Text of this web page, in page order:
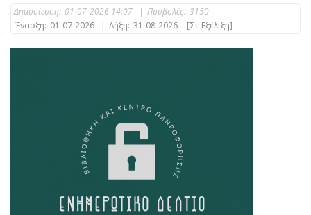
Δημοσίευση: 01-07-2026 14:07 | Προβολές: 3150
Έναρξη: 01-07-2026 | Λήξη: 31-08-2026 [Σε Εξέλιξη]